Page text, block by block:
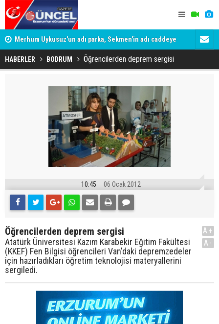
Merhum Uykusuz'un adı parka, Sekmen'in adı caddeye
verildi
HABERLER BODRUM Öğrencilerden deprem sergisi
10:45 06 Ocak 2012
Öğrencilerden deprem sergisi
Atatürk Üniversitesi Kazım Karabekir Eğitim Fakültesi
(KKEF) Fen Bilgisi öğrencileri Van'daki depremzedeler
için hazırladıkları öğretim teknolojisi materyallerini
sergiledi.
A+
A-